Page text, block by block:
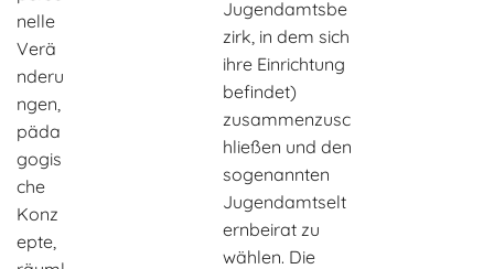
nelle
Verä
nderu
ngen,
päda
gogis
che
Konz
epte,
Jugendamtsbe
zirk, in dem sich
ihre Einrichtung
befindet)
zusammenzusc
hließen und den
sogenannten
Jugendamtselt
ernbeirat zu
wählen. Die